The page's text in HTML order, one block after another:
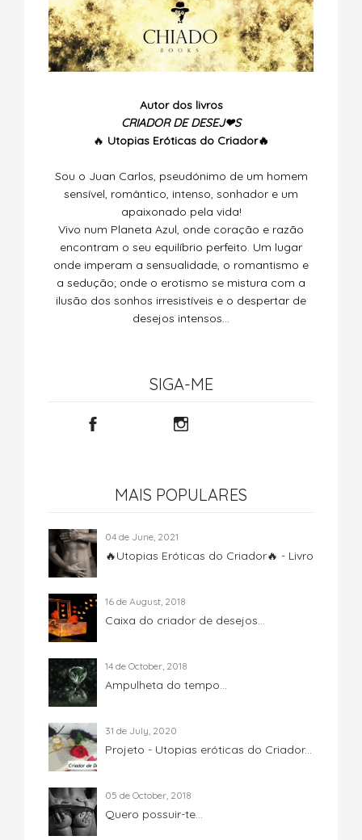
Autor dos livros
CRIADOR DE DESEJ❤S
🔥 Utopias Eróticas do Criador🔥
Sou o Juan Carlos, pseudónimo de um homem
sensível, romântico, intenso, sonhador e um
apaixonado pela vida!
Vivo num Planeta Azul, onde coração e razão
encontram o seu equilíbrio perfeito. Um lugar
onde imperam a sensualidade, o romantismo e
a sedução; onde o erotismo se mistura com a
ilusão dos sonhos irresistíveis e o despertar de
desejos intensos…
SIGA-ME
MAIS POPULARES
04 de June, 2021
🔥Utopias Eróticas do Criador🔥 - Livro
16 de August, 2018
Caixa do criador de desejos...
14 de October, 2018
Ampulheta do tempo...
31 de July, 2020
Projeto - Utopias eróticas do Criador...
05 de October, 2018
Quero possuir-te...